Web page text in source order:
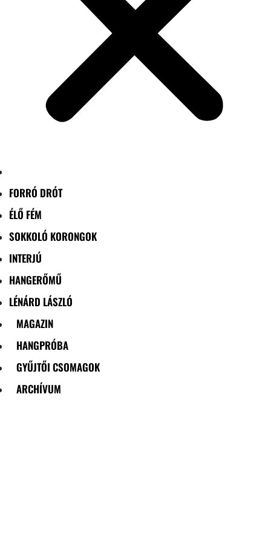
FORRÓ DRÓT
ÉLŐ FÉM
SOKKOLÓ KORONGOK
INTERJÚ
HANGERŐMŰ
LÉNÁRD LÁSZLÓ
MAGAZIN
HANGPRÓBA
GYŰJTŐI CSOMAGOK
ARCHÍVUM